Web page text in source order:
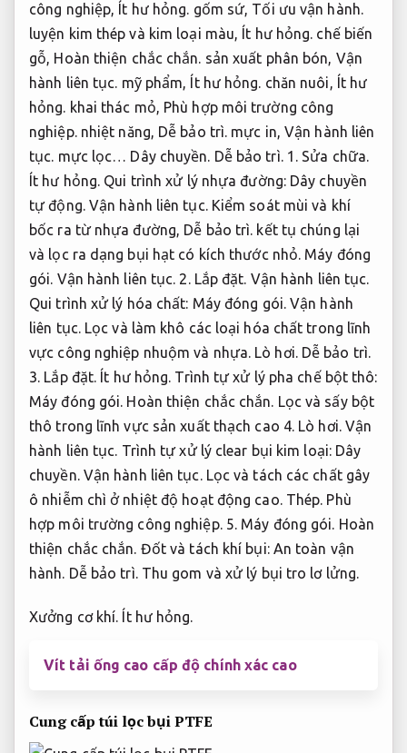
công nghiệp, Ít hư hỏng. gốm sứ, Tối ưu vận hành.
luyện kim thép và kim loại màu, Ít hư hỏng. chế biến
gỗ, Hoàn thiện chắc chắn. sản xuất phân bón, Vận
hành liên tục. mỹ phẩm, Ít hư hỏng. chăn nuôi, Ít hư
hỏng. khai thác mỏ, Phù hợp môi trường công
nghiệp.nhiệt năng, Dễ bảo trì. mực in,Vận hành liên
tục. mực lọc… Dây chuyền. Dễ bảo trì.1. Sửa chữa.
Ít hư hỏng. Qui trình xử lý nhựa đường: Dây chuyền
tự động. Vận hành liên tục.Kiểm soát mùi và khí
bốc ra từ nhựa đường, Dễ bảo trì. kết tụ chúng lại
và lọc ra dạng bụi hạt có kích thước nhỏ. Máy đóng
gói. Vận hành liên tục. 2. Lắp đặt. Vận hành liên tục.
Qui trình xử lý hóa chất: Máy đóng gói. Vận hành
liên tục.Lọc và làm khô các loại hóa chất trong lĩnh
vực công nghiệp nhuộm và nhựa. Lò hơi. Dễ bảo trì.
3. Lắp đặt. Ít hư hỏng. Trình tự xử lý pha chế bột thô:
Máy đóng gói. Hoàn thiện chắc chắn. Lọc và sấy bột
thô trong lĩnh vực sản xuất thạch cao 4. Lò hơi. Vận
hành liên tục. Trình tự xử lý clear bụi kim loại: Dây
chuyền. Vận hành liên tục.Lọc và tách các chất gây
ô nhiễm chì ở nhiệt độ hoạt động cao. Thép. Phù
hợp môi trường công nghiệp.5. Máy đóng gói. Hoàn
thiện chắc chắn. Đốt và tách khí bụi: An toàn vận
hành. Dễ bảo trì.Thu gom và xử lý bụi tro lơ lửng.
Xưởng cơ khí. Ít hư hỏng.
Vít tải ống cao cấp độ chính xác cao
Cung cấp túi lọc bụi PTFE